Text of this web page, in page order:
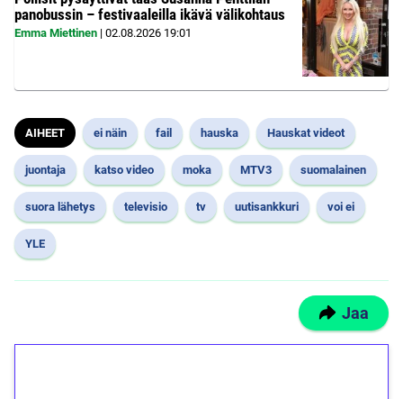
panobussin – festivaaleilla ikävä välikohtaus
Emma Miettinen | 02.08.2026 19:01
AIHEET ei näin fail hauska Hauskat videot
juontaja katso video moka MTV3 suomalainen
suora lähetys televisio tv uutisankkuri voi ei
YLE
Jaa